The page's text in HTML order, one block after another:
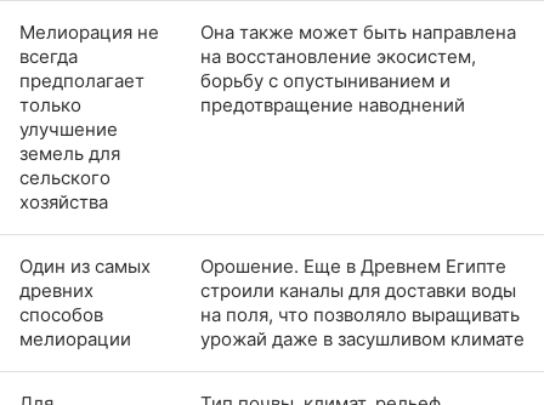
Мелиорация не
всегда
предполагает
только
улучшение
земель для
сельского
хозяйства
Она также может быть направлена
на восстановление экосистем,
борьбу с опустыниванием и
предотвращение наводнений
Один из самых
древних
способов
мелиорации
Орошение. Еще в Древнем Египте
строили каналы для доставки воды
на поля, что позволяло выращивать
урожай даже в засушливом климате